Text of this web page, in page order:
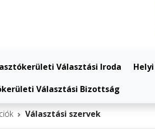
Választási Iroda
Választási Bizottság
Választási szervek